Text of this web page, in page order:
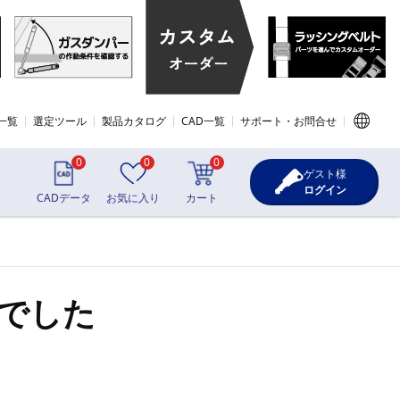
覧 選定ツール 製品カタログ CAD一覧 サポート・お問合せ
0
CADデータ
0
お気に入り
0
カート
ゲスト様
ログイン
した